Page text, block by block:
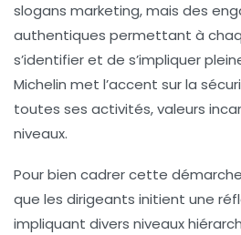
slogans marketing, mais des
authentiques permettant à
s’identifier et de s’impliquer
Michelin met l’accent sur la
toutes ses activités, valeurs
niveaux.
Pour bien cadrer cette
que les dirigeants initient une
impliquant divers niveaux